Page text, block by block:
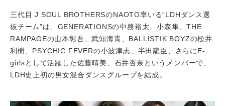
三代目 J SOUL BROTHERSのNAOTO率いる“LDHダンス選
抜チーム”は、GENERATIONSの中務裕太、小森隼、THE
RAMPAGEの山本彰吾、武知海青、BALLISTIK BOYZの松井
利樹、PSYCHIC FEVERの小波津志、半田龍臣、さらにE-
girlsとして活躍した佐藤晴美、石井杏奈というメンバーで、
LDH史上初の男女混合ダンスグループを結成。